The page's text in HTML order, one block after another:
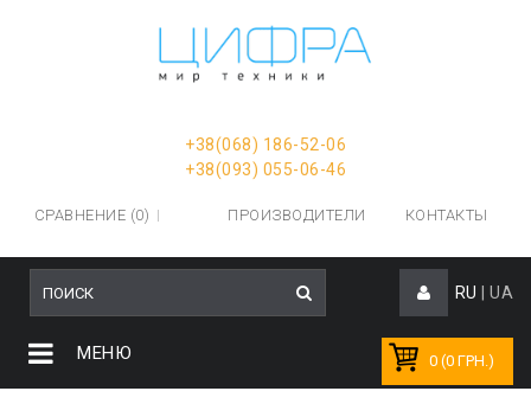
+38(068) 186-52-06
+38(093) 055-06-46
СРАВНЕНИЕ (0) ПРОИЗВОДИТЕЛИ КОНТАКТЫ
RU UA
0 (0 ГРН.)
МЕНЮ